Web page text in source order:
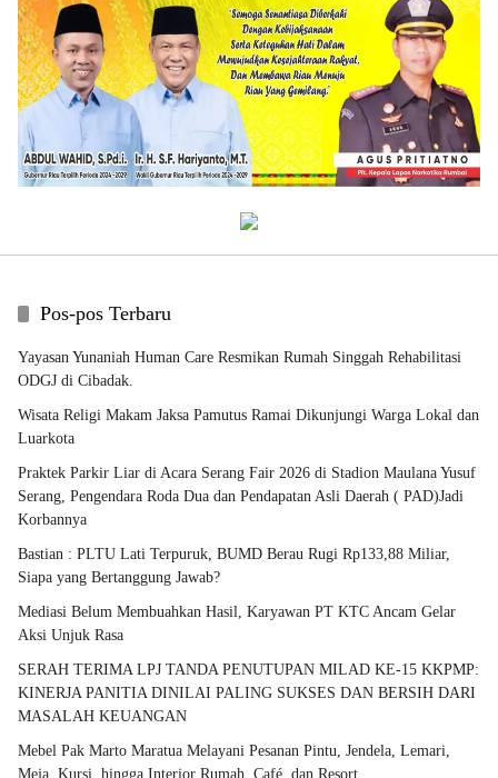
Pos-pos Terbaru
Yayasan Yunaniah Human Care Resmikan Rumah Singgah Rehabilitasi
ODGJ di Cibadak.
Wisata Religi Makam Jaksa Pamutus Ramai Dikunjungi Warga Lokal dan
Luarkota
Praktek Parkir Liar di Acara Serang Fair 2026 di Stadion Maulana Yusuf
Serang, Pengendara Roda Dua dan Pendapatan Asli Daerah ( PAD)Jadi
Korbannya
Bastian : PLTU Lati Terpuruk, BUMD Berau Rugi Rp133,88 Miliar,
Siapa yang Bertanggung Jawab?
Mediasi Belum Membuahkan Hasil, Karyawan PT KTC Ancam Gelar
Aksi Unjuk Rasa
SERAH TERIMA LPJ TANDA PENUTUPAN MILAD KE-15 KKPMP:
KINERJA PANITIA DINILAI PALING SUKSES DAN BERSIH DARI
MASALAH KEUANGAN
Mebel Pak Marto Maratua Melayani Pesanan Pintu, Jendela, Lemari,
Meja, Kursi, hingga Interior Rumah, Café, dan Resort